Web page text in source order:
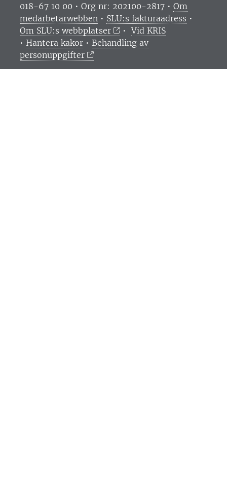
018-67 10 00 • Org nr: 202100-2817 • Om
medarbetarwebben • SLU:s fakturaadress •
Om SLU:s webbplatser
•Vid KRIS
• Hantera kakor • Behandling av
personuppgifter